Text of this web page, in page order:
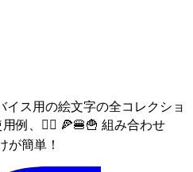
イス用の絵文字の全コレクショ
例、🙅‍♀️ 🍕🍔🍟 組み合わせ
が簡単！